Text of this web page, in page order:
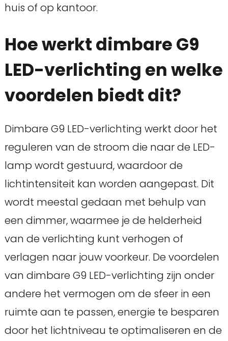
huis of op kantoor.
Hoe werkt dimbare G9
LED-verlichting en welke
voordelen biedt dit?
Dimbare G9 LED-verlichting werkt door het
reguleren van de stroom die naar de LED-
lamp wordt gestuurd, waardoor de
lichtintensiteit kan worden aangepast. Dit
wordt meestal gedaan met behulp van
een dimmer, waarmee je de helderheid
van de verlichting kunt verhogen of
verlagen naar jouw voorkeur. De voordelen
van dimbare G9 LED-verlichting zijn onder
andere het vermogen om de sfeer in een
ruimte aan te passen, energie te besparen
door het lichtniveau te optimaliseren en de